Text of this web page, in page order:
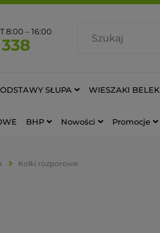
8:00 – 16:00
SŁUPA WIESZAKI BELEK
BHP Nowości Promocje
Kołki rozporowe